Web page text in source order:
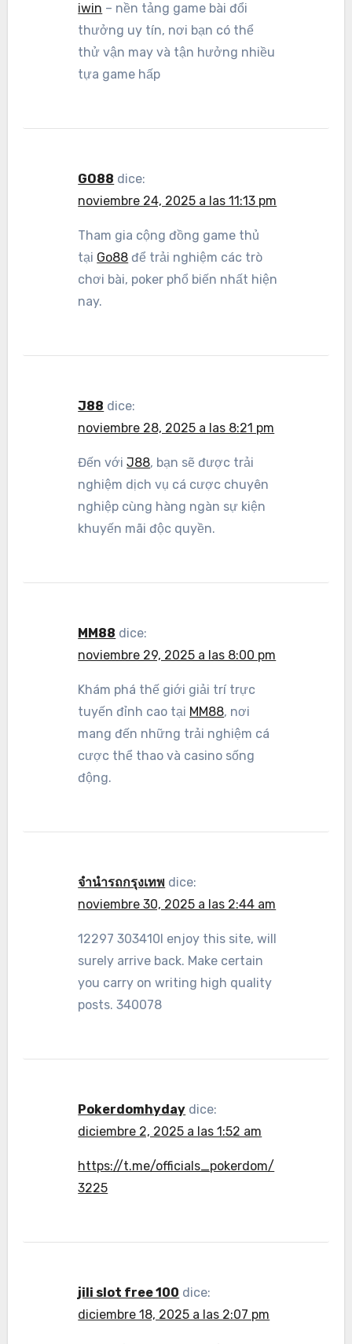
iwin – nền tảng game bài đổi
thưởng uy tín, nơi bạn có thể
thử vận may và tận hưởng nhiều
tựa game hấp
GO88 dice:
noviembre 24, 2025 a las 11:13 pm
Tham gia cộng đồng game thủ
tại Go88 để trải nghiệm các trò
chơi bài, poker phổ biến nhất hiện
nay.
J88 dice:
noviembre 28, 2025 a las 8:21 pm
Đến vớiJ88, bạn sẽ được trải
nghiệm dịch vụ cá cược chuyên
nghiệp cùng hàng ngàn sự kiện
khuyến mãi độc quyền.
MM88 dice:
noviembre 29, 2025 a las 8:00 pm
Khám phá thế giới giải trí trực
tuyến đỉnh cao tại MM88, nơi
mang đến những trải nghiệm cá
cược thể thao và casino sống
động.
จำนำรถกรุงเทพ dice:
noviembre 30, 2025 a las 2:44 am
12297 303410I enjoy this site, will
surely arrive back. Make certain
you carry on writing high quality
posts. 340078
Pokerdomhyday dice:
diciembre 2, 2025 a las 1:52 am
https://t.me/officials_pokerdom/
3225
jili slot free 100 dice:
diciembre 18, 2025 a las 2:07 pm